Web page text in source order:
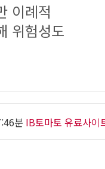
이례적
위험성도
분 IB토마토 유료사이